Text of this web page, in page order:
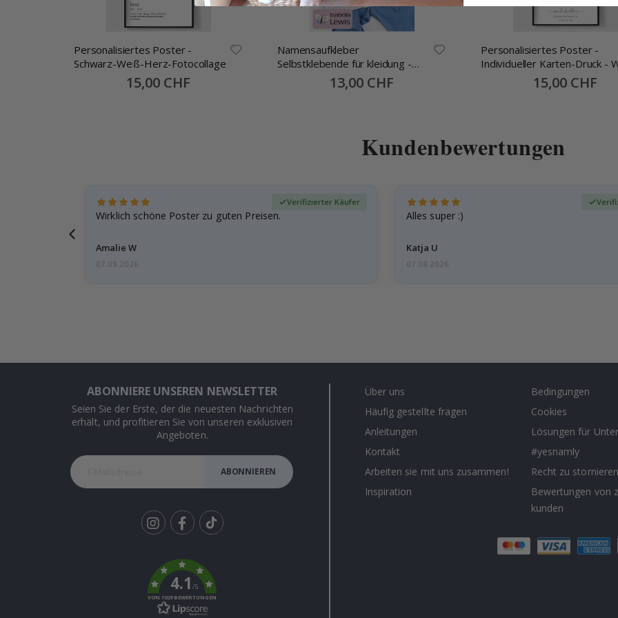
Personalisiertes Poster -
Schwarz-Weiß-Herz-Fotocollage
Special
Price
15,00 CHF
Namensaufkleber
Selbstklebende für kleidung -
30x13mm -70 Stck
Special
Price
13,00 CHF
Personalisiertes Poster -
Individueller Karten-Druck -
alles begannSpecial
Price
15,00 CHF
Kundenbewertungen
Wirklich schöne Poster zu guten Preisen.
Amalie W
Verifizierter Käufer
07.08.2026
Alles super :)
Katja U
07.08.2026
ABONNIERE UNSEREN NEWSLETTER
Seien Sie der Erste, der die neuesten Nachrichten
erhält, und profitieren Sie von unseren exklusiven
Angeboten.
ABONNIEREN
k
4.1/5
VON 1029 BEWERTUNGEN
Über uns
Häufig gestellte fragen
Anleitungen
Kontakt
Arbeiten sie mit uns zusammen!
Inspiration
Bedingungen
Cookies
Lösungen für
#yesnamly
Recht zu stornieren
Bewertungen von
kunden